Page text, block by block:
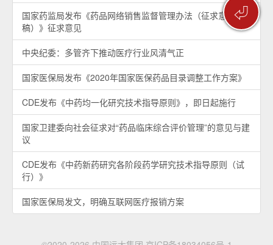
⏎
国家药监局发布《药品网络销售监督管理办法（征求意见
稿）》征求意见
中央纪委：多管齐下推动医疗行业风清气正
国家医保局发布《2020年国家医保药品目录调整工作方案》
CDE发布《中药均一化研究技术指导原则》，即日起施行
国家卫建委向社会征求对“药品临床综合评价管理”的意见与建
议
CDE发布《中药新药研究各阶段药学研究技术指导原则（试
行）》
国家医保局发文，明确互联网医疗报销方案